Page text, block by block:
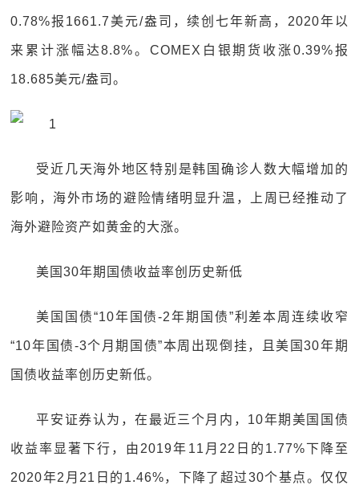
0.78%报1661.7美元/盎司，续创七年新高，2020年以
来累计涨幅达8.8%。COMEX白银期货收涨0.39%报
18.685美元/盎司。
受近几天海外地区特别是韩国确诊人数大幅增加的
影响，海外市场的避险情绪明显升温，上周已经推动了
海外避险资产如黄金的大涨。
美国30年期国债收益率创历史新低
美国国债“10年国债-2年期国债”利差本周连续收窄
“10年国债-3个月期国债”本周出现倒挂，且美国30年期
国债收益率创历史新低。
平安证券认为，在最近三个月内，10年期美国国债
收益率显著下行，由2019年11月22日的1.77%下降至
2020年2月21日的1.46%，下降了超过30个基点。仅仅